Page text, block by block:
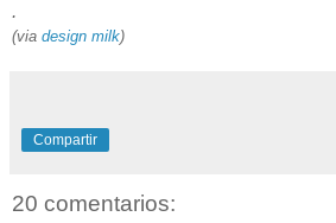
.
(via design milk)
Compartir
20 comentarios: